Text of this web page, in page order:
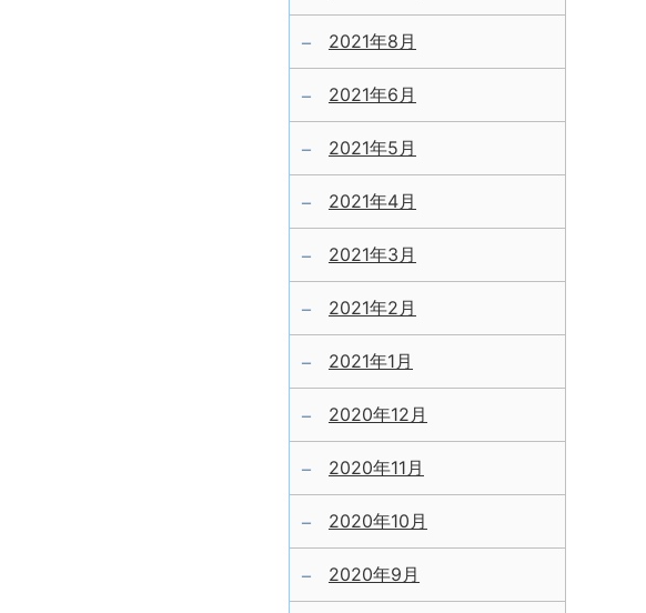
2021年8月
2021年6月
2021年5月
2021年4月
2021年3月
2021年2月
2021年1月
2020年12月
2020年11月
2020年10月
2020年9月